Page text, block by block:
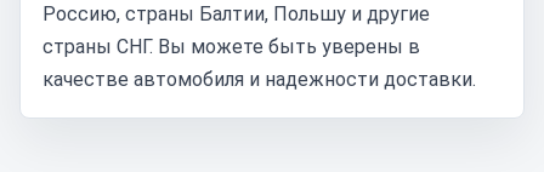
Россию, страны Балтии, Польшу и другие
страны СНГ. Вы можете быть уверены в
качестве автомобиля и надежности доставки.